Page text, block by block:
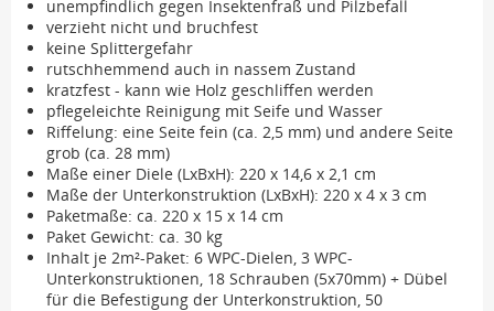
unempfindlich gegen Insektenfraß und Pilzbefall
verzieht nicht und bruchfest
keine Splittergefahr
rutschhemmend auch in nassem Zustand
kratzfest - kann wie Holz geschliffen werden
pflegeleichte Reinigung mit Seife und Wasser
Riffelung: eine Seite fein (ca. 2,5 mm) und andere Seite
grob (ca. 28 mm)
Maße einer Diele (LxBxH): 220 x 14,6 x 2,1 cm
Maße der Unterkonstruktion (LxBxH): 220 x 4 x 3 cm
Paketmaße: ca. 220 x 15 x 14 cm
Paket Gewicht: ca. 30 kg
Inhalt je 2m²-Paket: 6 WPC-Dielen, 3 WPC-
Unterkonstruktionen, 18 Schrauben (5x70mm) + Dübel
für die Befestigung der Unterkonstruktion, 50